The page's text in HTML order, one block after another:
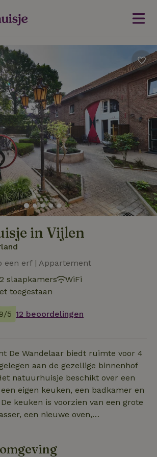
in Vijlen
een erf | Appartement
2 slaapkamers
WiFi
toegestaan
5 12 beoordelingen
De Wandelaar biedt ruimte voor 4
aan de gezellige binnenhof
natuurhuisje beschikt over een
eigen keuken, een badkamer en
keuken is voorzien van een grote
een nieuwe oven,
magnetron en een uitgebreide
De slaapkamers zijn voorzien